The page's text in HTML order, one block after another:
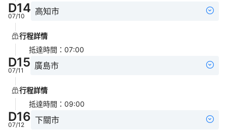
D14
07/10 高知市
行程詳情
抵達時間 ： 07:00
D15
07/11 廣島市
行程詳情
抵達時間 ： 09:00
D16
07/12 下關市